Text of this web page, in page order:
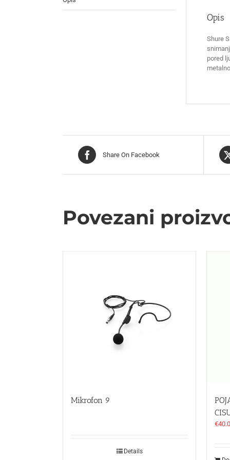
Opis
Shure
pored
Share On Facebook
Povezani
Mikrofon 9
Details
€